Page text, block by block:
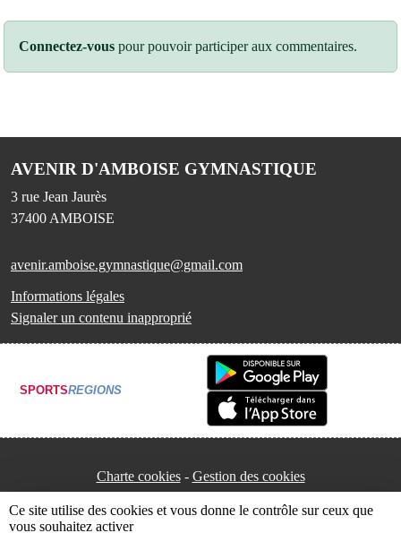
Connectez-vous pour pouvoir participer aux commentaires.
AVENIR D'AMBOISE GYMNASTIQUE
3 rue Jean Jaurès
37400 AMBOISE
avenir.amboise.gymnastique@gmail.com
Informations légales
Signaler un contenu inapproprié
SPORTSREGIONS
Charte cookies Gestion des cookies
Ce site utilise des cookies et vous donne le contrôle sur ceux que
vous souhaitez activer